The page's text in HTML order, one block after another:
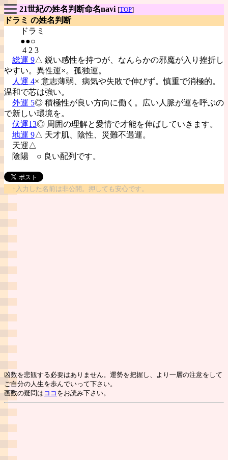
21世紀の姓名判断命名navi [TOP]
ドラミ の姓名判断
ドラミ
●●○
4 2 3
総運 9△ 鋭い感性を持つが、なんらかの邪魔が入り挫折し
やすい。異性運×。孤独運。
人運 4× 意志薄弱、病気や失敗で伸びず。慎重で消極的。
温和で芯は強い。
外運 5◎ 積極性が良い方向に働く。広い人脈が運を呼ぶの
で新しい環境を。
伏運13◎ 周囲の理解と愛情で才能を伸ばしていきます。
地運 9△ 天才肌、陰性、災難不遇運。
天運△
陰陽 ○ 良い配列です。
↑入力した名前は非公開。押しても安心です。
凶数を悲観する必要はありません。運勢を把握し、より一層の注意をして
ご自分の人生を歩んでいって下さい。
画数の疑問は ココ をお読み下さい。